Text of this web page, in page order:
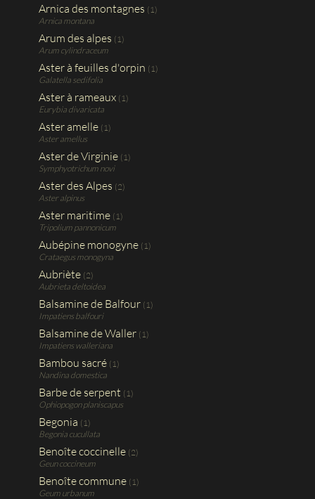
Arnica des montagnes (1)
Arnica montana
Arum des alpes (1)
Arum cylindraceum
Aster à feuilles d'orpin (1)
Galatella sedifolia
Aster à rameaux (1)
Eurybia divaricata
Aster amelle (1)
Aster amellus
Aster de Virginie (1)
Symphyotrichum novi
Aster des Alpes (2)
Aster alpinus
Aster maritime (1)
Tripolium pannonicum
Aubépine monogyne (1)
Crataegus monogyna
Aubriète (2)
Aubrieta deltoidea
Balsamine de Balfour (1)
Impatiens balfouri
Balsamine de Waller (1)
Impatiens walleriana
Bambou sacré (1)
Nandina domestica
Barbe de serpent (1)
Ophiopogon planiscapus
Begonia (1)
Begonia cucullata
Benoîte coccinelle (2)
Geun coccineum
Benoîte commune (1)
Geum urbanum